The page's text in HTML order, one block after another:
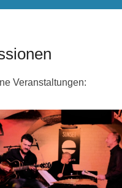
Veranstaltungen: